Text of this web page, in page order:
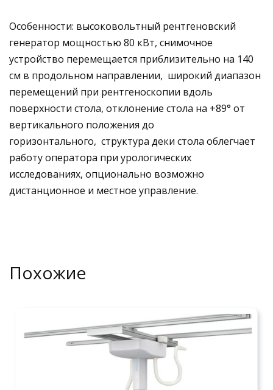
Особенности: высоковольтный рентгеновский
генератор мощностью 80 кВт, снимочное
устройство перемещается приблизительно на 140
см в продольном направлении, широкий диапазон
перемещений при рентгеноскопии вдоль
поверхности стола, отклонение стола на +89° от
вертикального положения до
горизонтального, структура деки стола облегчает
работу оператора при урологических
исследованиях, опционально возможно
дистанционное и местное управление.
Похожие